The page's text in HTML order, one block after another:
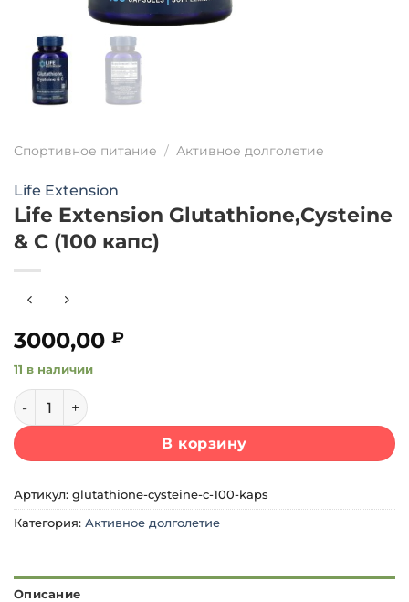
Спортивное питание / Активное долголетие
Life Extension
Life Extension Glutathione,Cysteine
& C (100 капс)
3000,00 ₽
11 в наличии
Количество товара Life Extension Glutathione,Cysteine &
В корзину
Артикул: glutathione-cysteine-c-100-kaps
Категория: Активное долголетие
Описание